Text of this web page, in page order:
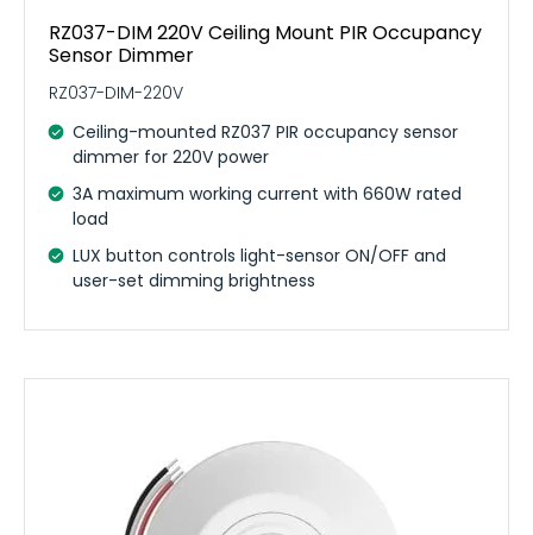
RZ037-DIM 220V Ceiling Mount PIR Occupancy
Sensor Dimmer
RZ037-DIM-220V
Ceiling-mounted RZ037 PIR occupancy sensor
dimmer for 220V power
3A maximum working current with 660W rated
load
LUX button controls light-sensor ON/OFF and
user-set dimming brightness